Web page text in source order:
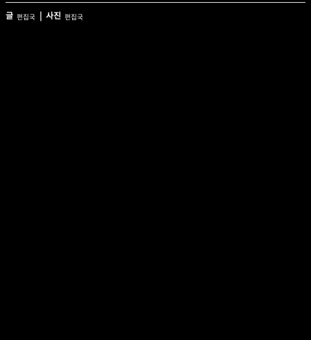
글 편집국 | 사진 편집국